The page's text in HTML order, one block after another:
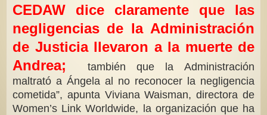
CEDAW dice claramente que las
negligencias de la Administración
de Justicia llevaron a la muerte de
Andrea;
también que la Administración
maltrató a Ángela al no reconocer la negligencia
cometida”, apunta Viviana Waisman, directora de
Women’s Link Worldwide, la organización que ha